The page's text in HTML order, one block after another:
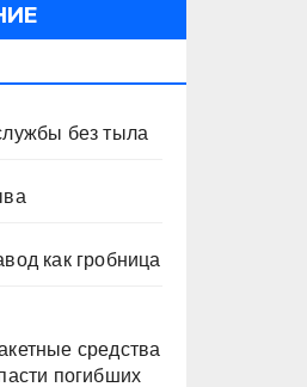
без тыла
как гробница
средства
погибших